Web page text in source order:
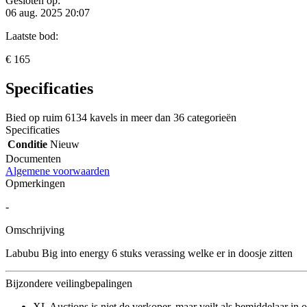
06 aug. 2025 20:07
Laatste bod:
€ 165
Specificaties
Bied op ruim 6134 kavels in meer dan 36 categorieën
Specificaties
Conditie Nieuw
Documenten
Algemene voorwaarden
Opmerkingen
-
Omschrijving
Labubu Big into energy 6 stuks verassing welke er in doosje zitten
Bijzondere veilingbepalingen